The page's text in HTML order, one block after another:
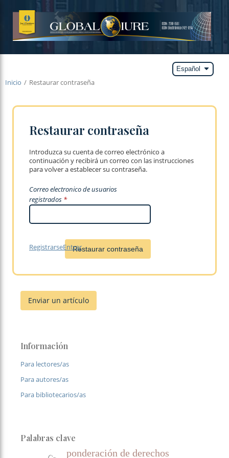
Español arrow_drop_down
Inicio / Restaurar contraseña
Restaurar contraseña
Introduzca su cuenta de correo electrónico a
continuación y recibirá un correo con las instrucciones
para volver a establecer su contraseña.
Correo electronico de usuarios
registrados *
Restaurar contraseña
RegistrarseEntrar
Enviar un artículo
Información
Para lectores/as
Para autores/as
Para bibliotecarios/as
Palabras clave
ponderación de derechos